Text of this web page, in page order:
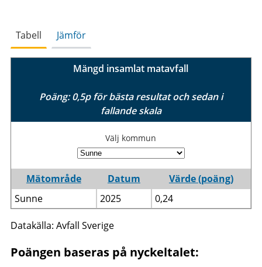
Tabell Jämför
Mängd insamlat matavfall
Poäng: 0,5p för bästa resultat och sedan i
fallande skala
Välj kommun
Mätområde Datum
Värde (poäng)
Sunne
2025 0,24
Datakälla: Avfall Sverige
Poängen baseras på nyckeltalet: